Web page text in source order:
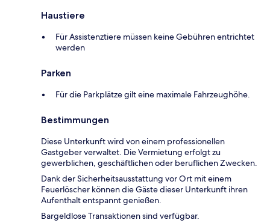
Haustiere
Für Assistenztiere müssen keine Gebühren entrichtet
werden
Parken
Für die Parkplätze gilt eine maximale Fahrzeughöhe.
Bestimmungen
Diese Unterkunft wird von einem professionellen
Gastgeber verwaltet. Die Vermietung erfolgt zu
gewerblichen, geschäftlichen oder beruflichen Zwecken.
Dank der Sicherheitsausstattung vor Ort mit einem
Feuerlöscher können die Gäste dieser Unterkunft ihren
Aufenthalt entspannt genießen.
Bargeldlose Transaktionen sind verfügbar.